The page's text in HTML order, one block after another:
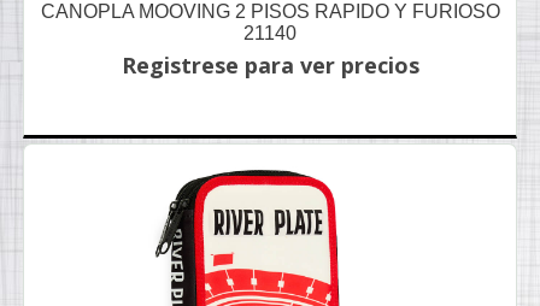
CANOPLA MOOVING 2 PISOS RAPIDO Y FURIOSO
21140
Registrese para ver precios